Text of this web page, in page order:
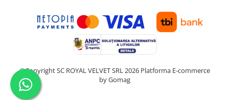
©Copyright SC ROYAL VELVET SRL 2026 Platforma E-commerce
by Gomag